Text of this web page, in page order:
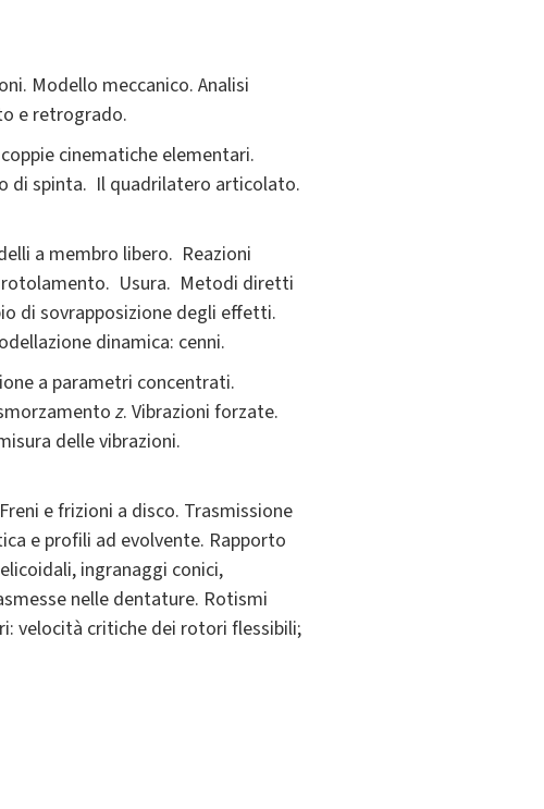
Modello meccanico. Analisi
e retrogrado.
cinematiche elementari.
di spinta. Il quadrilatero articolato.
a membro libero. Reazioni
Usura. Metodi diretti
di sovrapposizione degli effetti.
dinamica: cenni.
a parametri concentrati.
z. Vibrazioni forzate.
delle vibrazioni.
e frizioni a disco. Trasmissione
e profili ad evolvente. Rapporto
ingranaggi conici,
nelle dentature. Rotismi
velocità critiche dei rotori flessibili;